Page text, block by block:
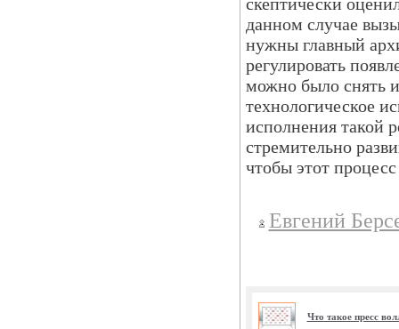
данном случае
нужны главный
регулировать
можно было снять
технологическое
исполнения такой
стремительно
чтобы этот
Евгений
Что такое пресс